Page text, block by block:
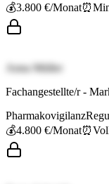
💰3.800 €/Monat⏰
Anna Müller
Fachangestellte/r -
Pharmakovigilanz
💰4.800 €/Monat⏰